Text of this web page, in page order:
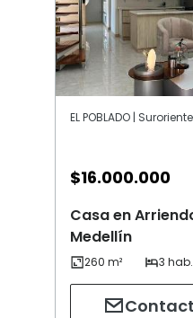
EL POBLADO |
$16.000.000
Casa en
Medellín